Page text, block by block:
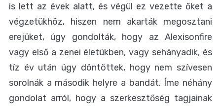
is lett az évek alatt, és végül ez vezette őket a
végzetükhöz, hiszen nem akarták megosztani
erejüket, úgy gondolták, hogy az Alexisonfire
vagy első a zenei életükben, vagy sehányadik, és
tíz év után úgy döntöttek, hogy nem szívesen
sorolnák a második helyre a bandát. Íme néhány
gondolat arról, hogy a szerkesztőség tagjainak